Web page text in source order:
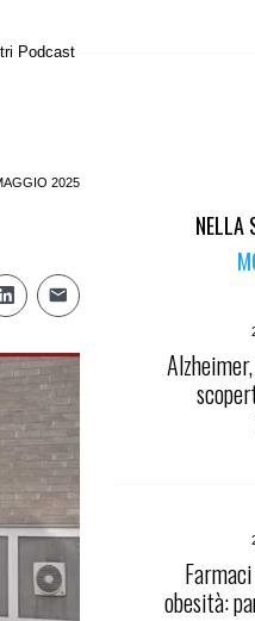
Podcast
2025
NELLA
obesità: